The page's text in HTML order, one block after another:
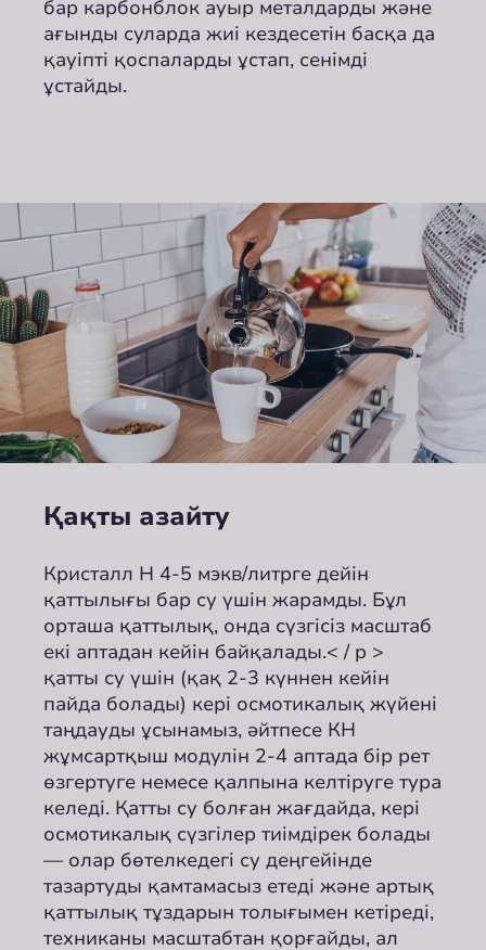
бар карбонблок ауыр металдарды және
ағынды суларда жиі кездесетін басқа да
қауіпті қоспаларды ұстап, сенімді
ұстайды.
Қақты азайту
Кристалл Н 4-5 мэкв/литрге дейін
қаттылығы бар су үшін жарамды. Бұл
орташа қаттылық, онда сүзгісіз масштаб
екі аптадан кейін байқалады.< / p >
қатты су үшін (қақ 2-3 күннен кейін
пайда болады) кері осмотикалық жүйені
таңдауды ұсынамыз, әйтпесе КН
жұмсартқыш модулін 2-4 аптада бір рет
өзгертуге немесе қалпына келтіруге тура
келеді. Қатты су болған жағдайда, кері
осмотикалық сүзгілер тиімдірек болады
— олар бөтелкедегі су деңгейінде
тазартуды қамтамасыз етеді және артық
қаттылық тұздарын толығымен кетіреді,
техниканы масштабтан қорғайды, ал